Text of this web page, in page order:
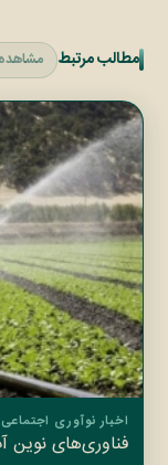
مطالب مرتبط
اخبار نوآوری اجتماعی
فناوری‌های نوین